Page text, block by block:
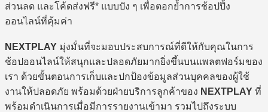
ส่วนลด และโค้ดส่งฟรี* แบบปัง ๆ เพื่อตอกย้ำการช้อปปิ้ง
ออนไลน์ที่คุ้มค่า
NEXTPLAY มุ่งมั่นที่จะมอบประสบการณ์ที่ดีให้กับคุณในการ
ช้อปออนไลน์ให้สนุกและปลอดภัยมากยิ่งขึ้นบนแพลตฟอร์มของ
เรา ด้วยขั้นตอนการเก็บและปกป้องข้อมูลส่วนบุคคลของผู้ใช้
งานให้ปลอดภัย พร้อมด้วยฝ่ายบริการลูกค้าของ NEXTPLAY ที่
พร้อมดำเนินการเมื่อมีการรายงานเข้ามา รวมไปถึงระบบ